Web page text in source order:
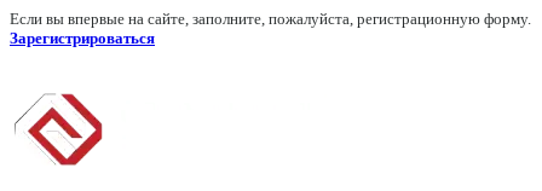
Если вы впервые на сайте, заполните, пожалуйста, регистрационную форму.
Зарегистрироваться